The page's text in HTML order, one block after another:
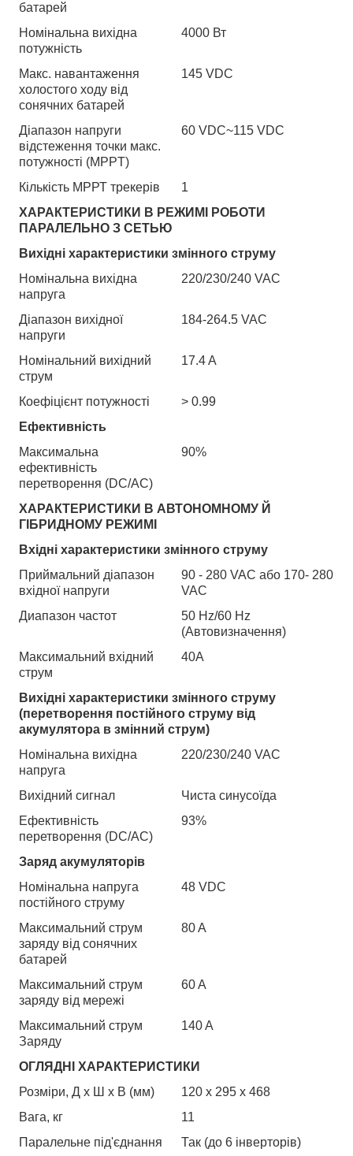
батарей
Номінальна вихідна
потужність
4000 Вт
Макс. навантаження
холостого ходу від
сонячних батарей
145 VDC
Діапазон напруги
відстеження точки макс.
потужності (MPPT)
60 VDC~115 VDC
Кількість МРРТ трекерів
1
ХАРАКТЕРИСТИКИ В РЕЖИМІ РОБОТИ
ПАРАЛЕЛЬНО З СЕТЬЮ
Вихідні характеристики змінного струму
Номінальна вихідна
напруга
220/230/240 VAC
Діапазон вихідної
напруги
184-264.5 VAC
Номінальний вихідний
струм
17.4 A
Коефіцієнт потужності
> 0.99
Ефективність
Максимальна
ефективність
перетворення (DC/АС)
90%
ХАРАКТЕРИСТИКИ В АВТОНОМНОМУ Й
ГІБРИДНОМУ РЕЖИМІ
Вхідні характеристики змінного струму
Приймальний діапазон
вхідної напруги
90 - 280 VAC або 170- 280
VAC
Диапазон частот
50 Hz/60 Hz
(Автовизначення)
Максимальний вхідний
струм
40A
Вихідні характеристики змінного струму
(перетворення постійного струму від
акумулятора в змінний струм)
Номінальна вихідна
напруга
220/230/240 VAC
Вихідний сигнал
Чиста синусоїда
Ефективність
перетворення (DC/АС)
93%
Заряд акумуляторів
Номінальна напруга
постійного струму
48 VDC
Максимальний струм
заряду від сонячних
батарей
80 A
Максимальний струм
заряду від мережі
60 A
Максимальний струм
Заряду
140 A
ОГЛЯДНІ ХАРАКТЕРИСТИКИ
Розміри, Д x Ш x В (мм)
120 x 295 x 468
Вага, кг
11
Паралельне під'єднання
Так (до 6 інверторів)